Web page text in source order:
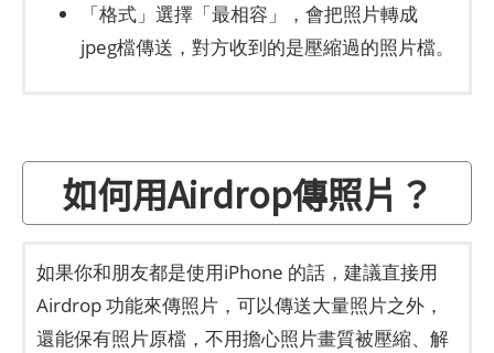
「格式」選擇「最相容」，會把照片轉成
jpeg檔傳送，對方收到的是壓縮過的照片檔。
如何用Airdrop傳照片？
如果你和朋友都是使用iPhone 的話，建議直接用
Airdrop 功能來傳照片，可以傳送大量照片之外，
還能保有照片原檔，不用擔心照片畫質被壓縮、解